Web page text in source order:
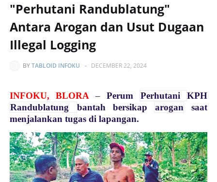
"Perhutani Randublatung"
Antara Arogan dan Usut Dugaan
Illegal Logging
BYTABLOID INFOKU - DECEMBER 22, 2024
INFOKU, BLORA –Perum Perhutani KPH
Randublatung bantah bersikap arogan saat
menjalankan tugas di lapangan.